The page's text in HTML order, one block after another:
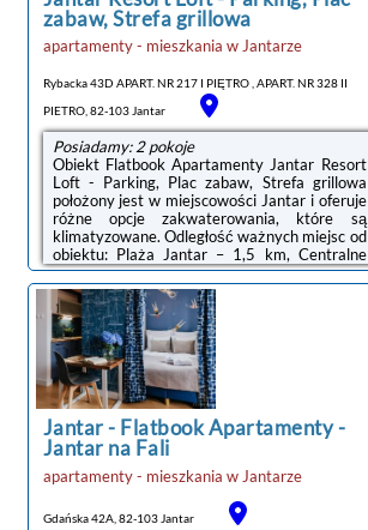
zabaw, Strefa grillowa
apartamenty - mieszkania w Jantarze
Rybacka 43D APART. NR 217 I PIĘTRO , APART. NR 328 II
PIETRO, 82-103 Jantar
Posiadamy: 2 pokoje
Obiekt Flatbook Apartamenty Jantar Resort
Loft - Parking, Plac zabaw, Strefa grillowa
położony jest w miejscowości Jantar i oferuje
różne opcje zakwaterowania, które są
klimatyzowane. Odległość ważnych miejsc od
obiektu: Plaża Jantar – 1,5 km, Centralne
Muzeum Morskie – 37 km, Polska
Filharmonia Bałtycka – 37 km. Obiekt
zapewnia bezpłatne Wi-Fi we wszystkich
pomieszczeniach. Na terenie obiektu
dostępny jest też prywatny parking.Każda
opcja zakwaterowania ma balkon i
wyposażona jest w telewizor z płaskim
ekranem oraz pralkę. We wszystkich opcjach
znajduje się aneks kuchenny ...
noclegi Jantar
Jantar- Flatbook Apartamenty -
Jantar na Fali
apartamenty - mieszkania w Jantarze
Gdańska 42A, 82-103 Jantar